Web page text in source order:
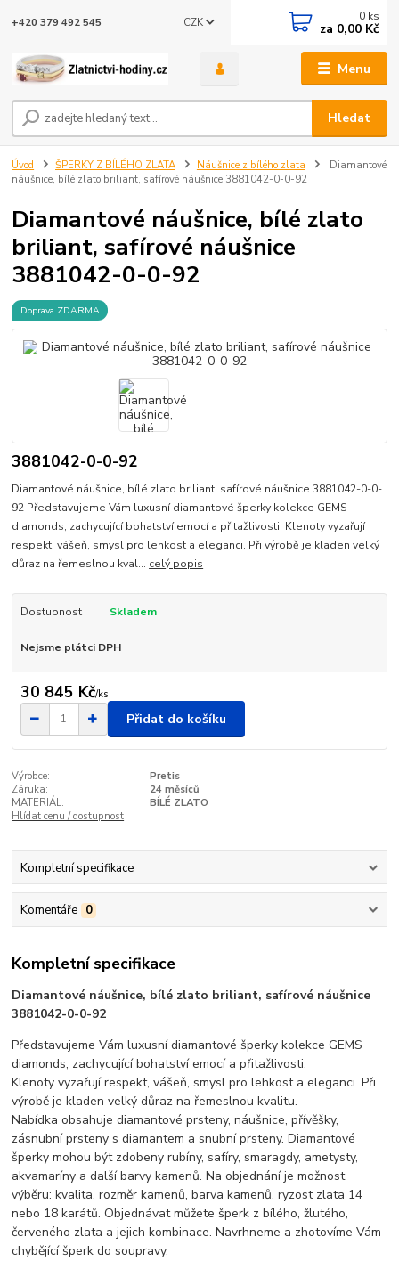
Menu
CZK
Hledat
+420 379 492 545 0 ks
za 0,00 Kč
Úvod ŠPERKY Z BÍLÉHO ZLATA Náušnice z bílého zlata
Diamantové
náušnice, bílé zlato briliant, safírové náušnice 3881042-0-0-92
Diamantové náušnice, bílé zlato
briliant, safírové náušnice
3881042-0-0-92
Doprava ZDARMA
3881042-0-0-92
Diamantové náušnice, bílé zlato briliant, safírové náušnice 3881042-0-0-
92 Představujeme Vám luxusní diamantové šperky kolekce GEMS
diamonds, zachycující bohatství emocí a přitažlivosti. Klenoty vyzařují
respekt, vášeň, smysl pro lehkost a eleganci. Při výrobě je kladen velký
důraz na řemeslnou kval... celý popis
Dostupnost Skladem
Nejsme plátci DPH
30 845 Kč/ks
Přidat do košíku
Výrobce:
Pretis
Záruka:
24 měsíců
MATERIÁL:
BÍLÉ ZLATO
Hlídat cenu / dostupnost
Kompletní specifikace
Komentáře 0
Kompletní specifikace
Diamantové náušnice, bílé zlato briliant, safírové náušnice
3881042-0-0-92
Představujeme Vám luxusní diamantové šperky kolekce GEMS
diamonds, zachycující bohatství emocí a přitažlivosti.
Klenoty vyzařují respekt, vášeň, smysl pro lehkost a eleganci. Při
výrobě je kladen velký důraz na řemeslnou kvalitu.
Nabídka obsahuje diamantové prsteny, náušnice, přívěšky,
zásnubní prsteny s diamantem a snubní prsteny. Diamantové
šperky mohou být zdobeny rubíny, safíry, smaragdy, ametysty,
akvamaríny a další barvy kamenů. Na objednání je možnost
výběru: kvalita, rozměr kamenů, barva kamenů, ryzost zlata 14
nebo 18 karátů. Objednávat můžete šperk z bílého, žlutého,
červeného zlata a jejich kombinace. Navrhneme a zhotovíme Vám
chybějící šperk do soupravy.